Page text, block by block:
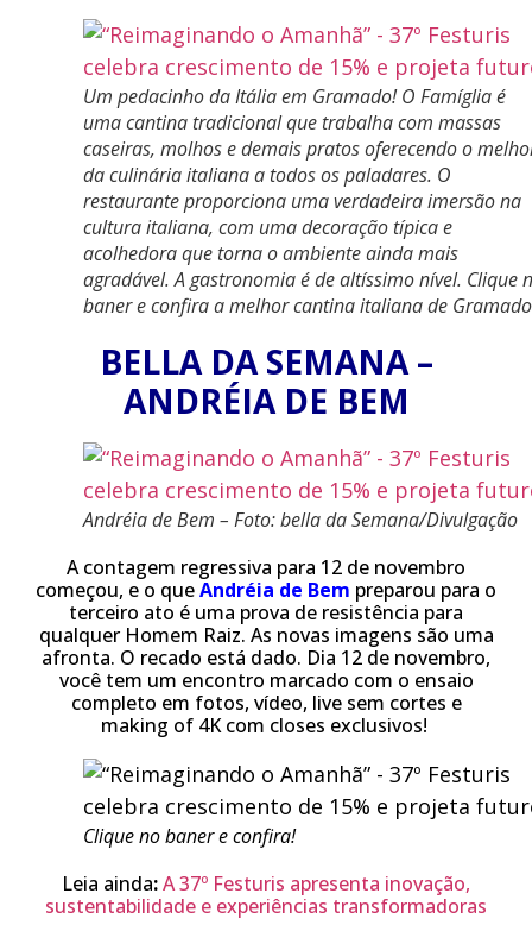
Um pedacinho da Itália em Gramado! O Famíglia é
uma cantina tradicional que trabalha com massas
caseiras, molhos e demais pratos oferecendo o
da culinária italiana a todos os paladares. O
restaurante proporciona uma verdadeira imersão na
cultura italiana, com uma decoração típica e
acolhedora que torna o ambiente ainda mais
agradável. A gastronomia é de altíssimo nível. Clique
baner e confira a melhor cantina italiana de
BELLA DA SEMANA –
ANDRÉIA DE BEM
Andréia de Bem – Foto: bella da Semana/Divulgação
A contagem regressiva para 12 de novembro
começou, e o queAndréia de Bem preparou para o
terceiro ato é uma prova de resistência para
qualquer Homem Raiz. As novas imagens são uma
afronta. O recado está dado. Dia 12 de novembro,
você tem um encontro marcado com o ensaio
completo em fotos, vídeo, live sem cortes e
making of 4K com closes exclusivos!
Clique no baner e confira!
Leia ainda:A 37º Festuris apresenta inovação,
sustentabilidade e experiências transformadoras